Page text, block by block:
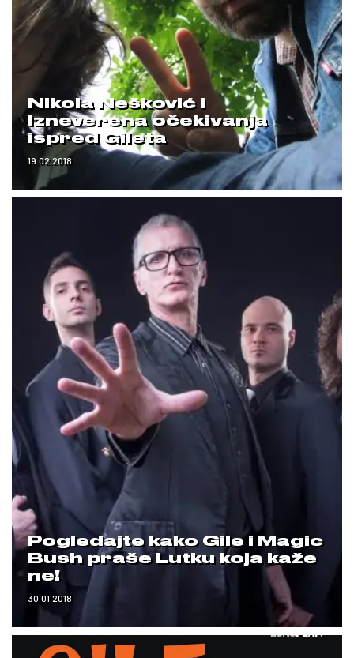
Nikola Nešković i
Izneverena očekivanja
ispred Gileta
19.02.2018
Pogledajte kako Gile i Magic
Bush praše Lutku koja kaže
ne!
30.01.2018